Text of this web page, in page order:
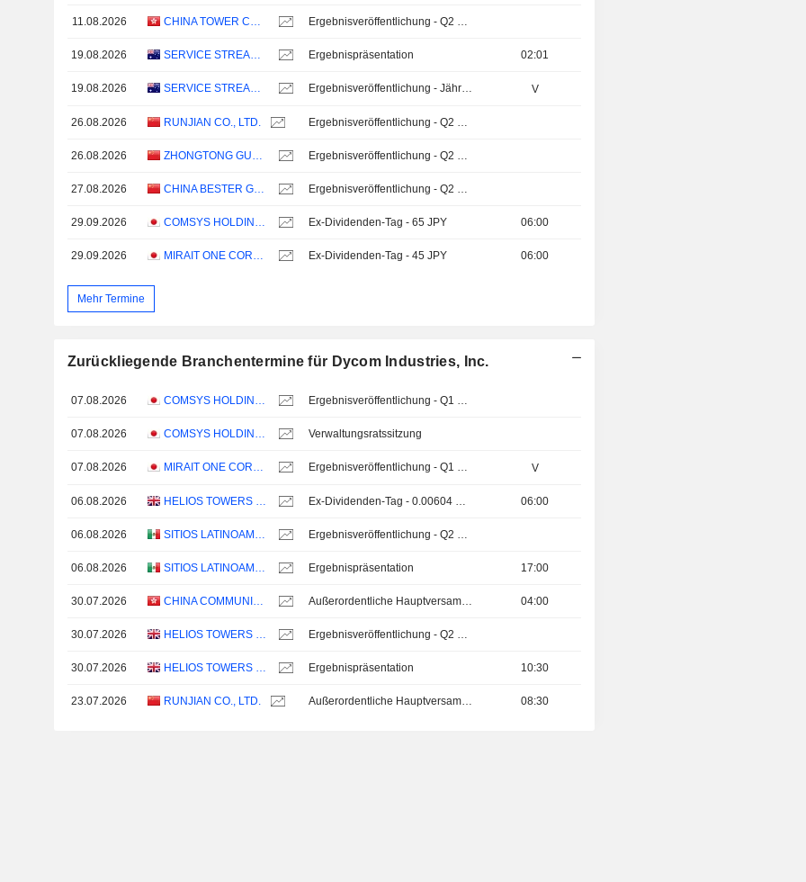
11.08.2026 CHINA TOWER CORPORATION LIMITED Ergebnisveröffentlichung - Q2 2026
19.08.2026 SERVICE STREAM LIMITED Ergebnispräsentation 02:01
19.08.2026 SERVICE STREAM LIMITED Ergebnisveröffentlichung - Jährlich 2026 V
26.08.2026 RUNJIAN CO., LTD. Ergebnisveröffentlichung - Q2 2026
26.08.2026 ZHONGTONG GUOMAI COMMUNICATION CO., LTD. Ergebnisveröffentlichung - Q2 2026
27.08.2026 CHINA BESTER GROUP TELECOM CO., LTD. Ergebnisveröffentlichung - Q2 2026
29.09.2026 COMSYS HOLDINGS CORPORATION Ex-Dividenden-Tag - 65 JPY 06:00
29.09.2026 MIRAIT ONE CORPORATION Ex-Dividenden-Tag - 45 JPY 06:00
Mehr Termine
Zurückliegende Branchentermine für Dycom Industries, Inc.
07.08.2026 COMSYS HOLDINGS CORPORATION Ergebnisveröffentlichung - Q1 2027
07.08.2026 COMSYS HOLDINGS CORPORATION Verwaltungsratssitzung
07.08.2026 MIRAIT ONE CORPORATION Ergebnisveröffentlichung - Q1 2027 V
06.08.2026 HELIOS TOWERS PLC Ex-Dividenden-Tag - 0.00604 GBX 06:00
06.08.2026 SITIOS LATINOAMÉRICA, S.A.B. DE C.V. Ergebnisveröffentlichung - Q2 2026
06.08.2026 SITIOS LATINOAMÉRICA, S.A.B. DE C.V. Ergebnispräsentation 17:00
30.07.2026 CHINA COMMUNICATIONS SERVICES CORPORATION LIMITED Außerordentliche Hauptversammlung 04:00
30.07.2026 HELIOS TOWERS PLC Ergebnisveröffentlichung - Q2 2026
30.07.2026 HELIOS TOWERS PLC Ergebnispräsentation 10:30
23.07.2026 RUNJIAN CO., LTD. Außerordentliche Hauptversammlung 08:30